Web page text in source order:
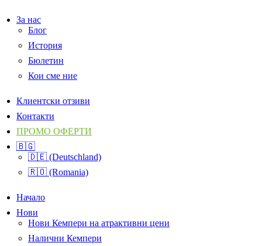
За нас
Блог
История
Бюлетин
Кои сме ние
Клиентски отзиви
Контакти
ПРОМО ОФЕРТИ
🇧🇬
🇩🇪 (Deutschland)
🇷🇴 (Romania)
Начало
Нови
Нови Кемпери на атрактивни цени
Налични Кемпери